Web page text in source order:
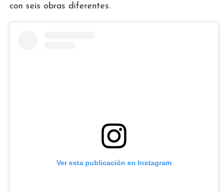
con seis obras diferentes.
Ver esta publicación en Instagram